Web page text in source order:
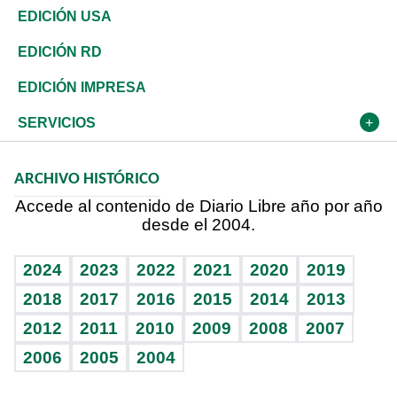
Reportajes
África
Ocenanía
Caribe
Resto del mundo
Vivienda
Telecom.
Global y variable
Economía personal
Buena Vida
Sociales
Novedades
Podcast Arte Libre
Vida y familia
Eñe
Celebrando la vida
Sin complejos
Ciclismo
Tenis
Olimpismo
Más deportes
BRV
TBT Deportivo
De buena tinta
En Directo
Frente al Statu Quo
El Espía
Más firmas
Tecnología
Historia
Despertando al gigante
Cambio climático
Economía
Revista
Deportes
Opinión
Hecho en casa
Guía del dinero
EDICIÓN USA
EDICIÓN RD
EDICIÓN IMPRESA
SERVICIOS
Cumpleaños
Horóscopos
ARCHIVO HISTÓRICO
Accede al contenido de Diario Libre año por año
desde el 2004.
2024 2023 2022 2021 2020
2019
2018
2017 2016 2015 2014
2013
2012
2011 2010 2009 2008
2007
2006
2005 2004